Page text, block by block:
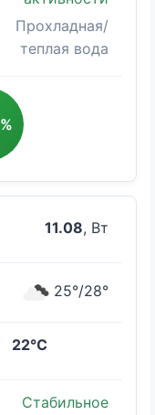
Прохладная/
теплая вода
%
11.08, Вт
25°/28°
22°C
Стабильное